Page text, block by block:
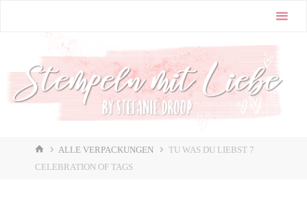
mit Liebe
START
ALLE VERPACKUNGEN
TU WAS DU LIEBST 7
CELEBRATION OF TAGS